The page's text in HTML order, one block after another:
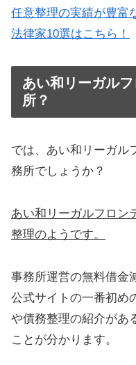
任意整理の実績が豊富
法律家10選はこちら！
あい和リーガル
所？
では、あい和リーガル
務所でしょうか？
あい和リーガルフロン
整理のようです。
事務所運営の無料借金
公式サイトの一番初め
や債務整理の紹介があ
ことが分かります。